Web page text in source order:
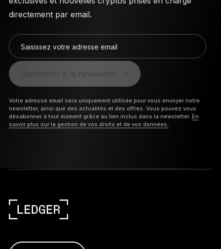
directement par email.
Saisissez votre adresse email
S’abonner à la newsletter
Votre adresse email sera uniquement utilisée pour vous envoyer notre
newsletter, ainsi que des actualités et des offres. Vous pouvez vous
désabonner à tout moment grâce au lien inclus dans la newsletter. En
savoir plus sur la gestion de vos droits et de vos données.